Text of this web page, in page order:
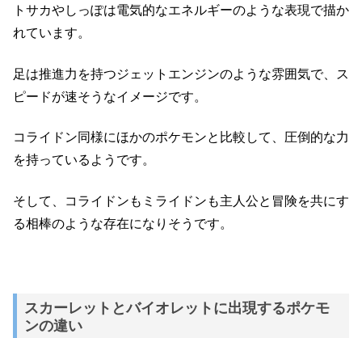
トサカやしっぽは電気的なエネルギーのような表現で描か
れています。
足は推進力を持つジェットエンジンのような雰囲気で、ス
ピードが速そうなイメージです。
コライドン同様にほかのポケモンと比較して、圧倒的な力
を持っているようです。
そして、コライドンもミライドンも主人公と冒険を共にす
る相棒のような存在になりそうです。
スカーレットとバイオレットに出現するポケモ
ンの違い